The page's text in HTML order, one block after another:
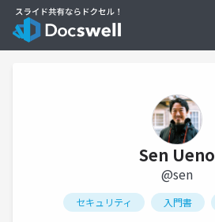
Sen Ueno
@sen
セキュリティ 入門書